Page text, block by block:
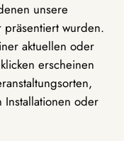
unsere
präsentiert wurden.
aktuellen oder
erscheinen
oder